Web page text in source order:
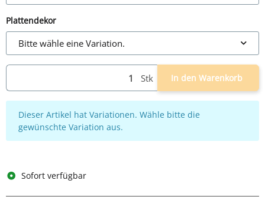
Plattendekor
Bitte wähle eine Variation.
Stk In den Warenkorb
x
Dieser Artikel hat Variationen. Wähle bitte die
gewünschte Variation aus.
Sofort verfügbar